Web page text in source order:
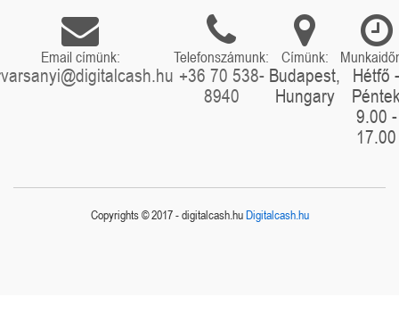
Email címünk: Telefonszámunk:
+36 70 538-
8940
Címünk:
Budapest,
Hungary
Hétfő -
9.00 -
17.00
Copyrights © 2017 - digitalcash.huDigitalcash.hu